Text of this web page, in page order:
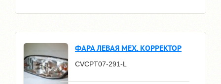
ФАРА ЛЕВАЯ МЕХ. КОРРЕКТОР
CVCPT07-291-L